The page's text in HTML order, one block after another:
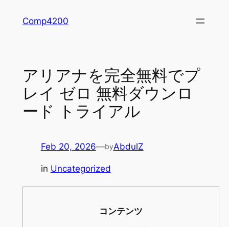
Comp4200
アリアナを完全無料でプ
レイ ゼロ 無料ダウンロ
ード トライアル
Feb 20, 2026—byAbdulZ
in Uncategorized
コンテンツ